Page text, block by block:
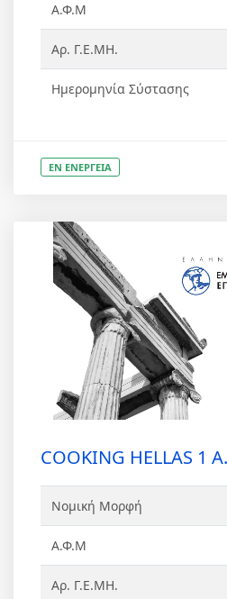
Α.Φ.Μ
Αρ. Γ.Ε.ΜΗ.
Ημερομηνία Σύστασης
ΕΝ ΕΝΕΡΓΕΙΑ
COOKING HELLAS 1
Νομική Μορφή
Α.Φ.Μ
Αρ. Γ.Ε.ΜΗ.